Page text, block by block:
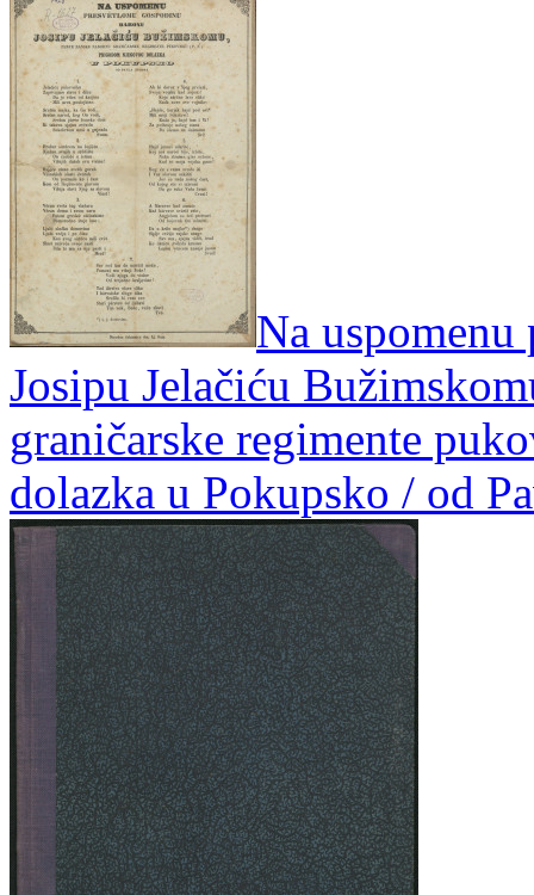
Na
Josipu Jelačiću
graničarske regimente
dolazka u Pokupsko / od